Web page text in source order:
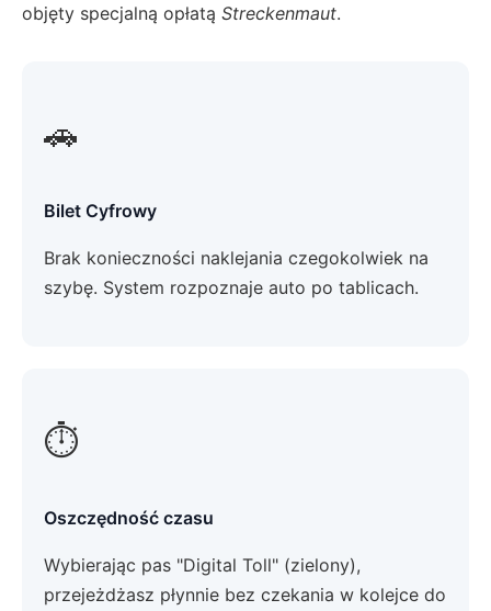
objęty specjalną opłatą Streckenmaut.
🚗
Bilet Cyfrowy
Brak konieczności naklejania czegokolwiek na
szybę. System rozpoznaje auto po tablicach.
⏱️
Oszczędność czasu
Wybierając pas "Digital Toll" (zielony),
przejeżdżasz płynnie bez czekania w kolejce do